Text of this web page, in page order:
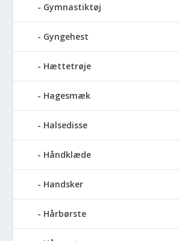
Gymnastiktøj
Gyngehest
Hættetrøje
Hagesmæk
Halsedisse
Håndklæde
Handsker
Hårbørste